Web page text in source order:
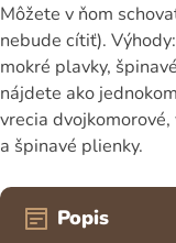
Môžete v ňom
nebude cítiť).
mokré plavky,
nájdete ako
vrecia
a špinavé plienky.
Popis